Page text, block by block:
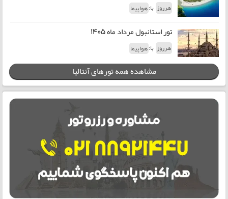
هرروز با:هواپیما
تور استانبول مرداد ماه 1405
هرروز با:هواپیما
مشاهده همه تورهای آنتالیا